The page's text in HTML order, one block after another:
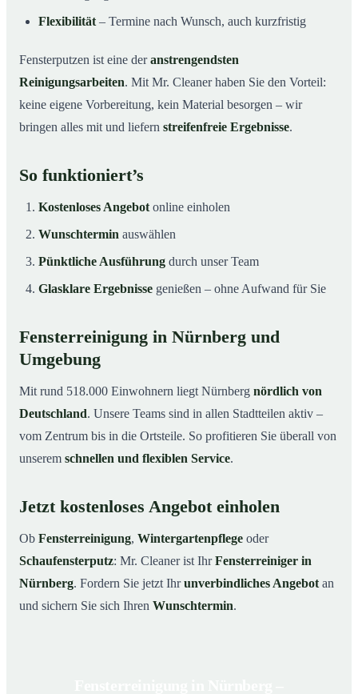
Flexibilität – Termine nach Wunsch, auch kurzfristig
Fensterputzen ist eine deranstrengendsten
Reinigungsarbeiten. Mit Mr. Cleaner haben Sie den Vorteil:
keine eigene Vorbereitung, kein Material besorgen – wir
bringen alles mit und liefern streifenfreie Ergebnisse.
So funktioniert’s
Kostenloses Angebot online einholen
Wunschtermin auswählen
Pünktliche Ausführung durch unser Team
Glasklare Ergebnisse genießen – ohne Aufwand für Sie
Fensterreinigung in Nürnberg und
Umgebung
Mit rund 518.000 Einwohnern liegt Nürnberg nördlich von
Deutschland. Unsere Teams sind in allen Stadtteilen aktiv –
vom Zentrum bis in die Ortsteile. So profitieren Sie überall von
unserem schnellen und flexiblen Service.
Jetzt kostenloses Angebot einholen
Ob Fensterreinigung, Wintergartenpflege oder
Schaufensterputz: Mr. Cleaner ist IhrFensterreiniger in
Nürnberg. Fordern Sie jetzt Ihrunverbindliches Angebot an
und sichern Sie sich Ihren Wunschtermin.